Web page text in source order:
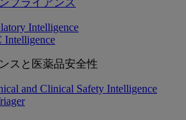
プライアンス
Intelligence
Intelligence
スと医薬品安全性
and Clinical Safety Intelligence